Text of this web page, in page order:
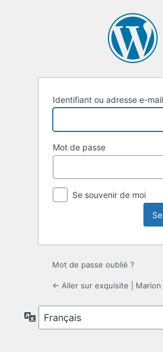
Identifiant ou adresse e-mail
Mot de passe
Se souvenir de moi
Mot de passe oublié ?
← Aller sur exquisite | Marion
Langue